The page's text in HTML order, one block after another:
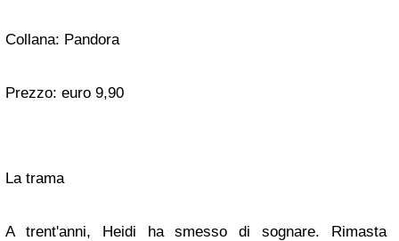
Collana: Pandora
Prezzo: euro 9,90
La trama
A trent'anni, Heidi ha smesso di sognare. Rimasta